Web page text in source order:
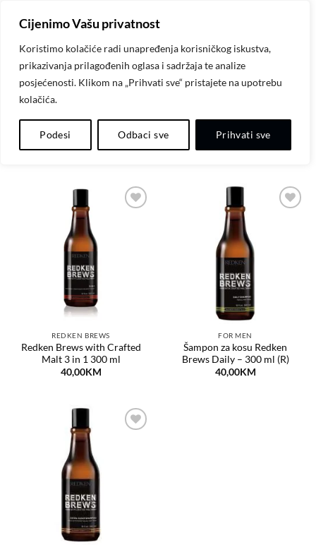
Cijenimo Vašu privatnost
Koristimo kolačiće radi unapređenja korisničkog iskustva,
prikazivanja prilagođenih oglasa i sadržaja te analize
posjećenosti. Klikom na „Prihvati sve“ pristajete na upotrebu
kolačića.
Podesi Odbaci sve Prihvati sve
content
POČETNA / REDKEN NYC / REDKEN BREWS
REDKEN BREWS
Redken Brews with Crafted
Malt 3 in 1 300 ml
40,00KM
FOR MEN
Šampon za kosu Redken
Brews Daily – 300 ml (R)
40,00KM